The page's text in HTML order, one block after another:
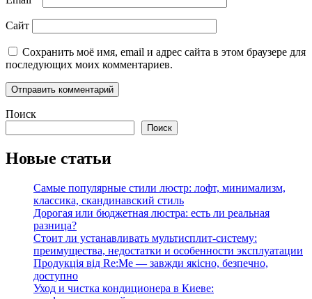
Сайт
Сохранить моё имя, email и адрес сайта в этом браузере для
последующих моих комментариев.
Поиск
Поиск
Новые статьи
Самые популярные стили люстр: лофт, минимализм,
классика, скандинавский стиль
Дорогая или бюджетная люстра: есть ли реальная
разница?
Стоит ли устанавливать мультисплит-систему:
преимущества, недостатки и особенности эксплуатации
Продукція від Re:Me — завжди якісно, безпечно,
доступно
Уход и чистка кондиционера в Киеве: